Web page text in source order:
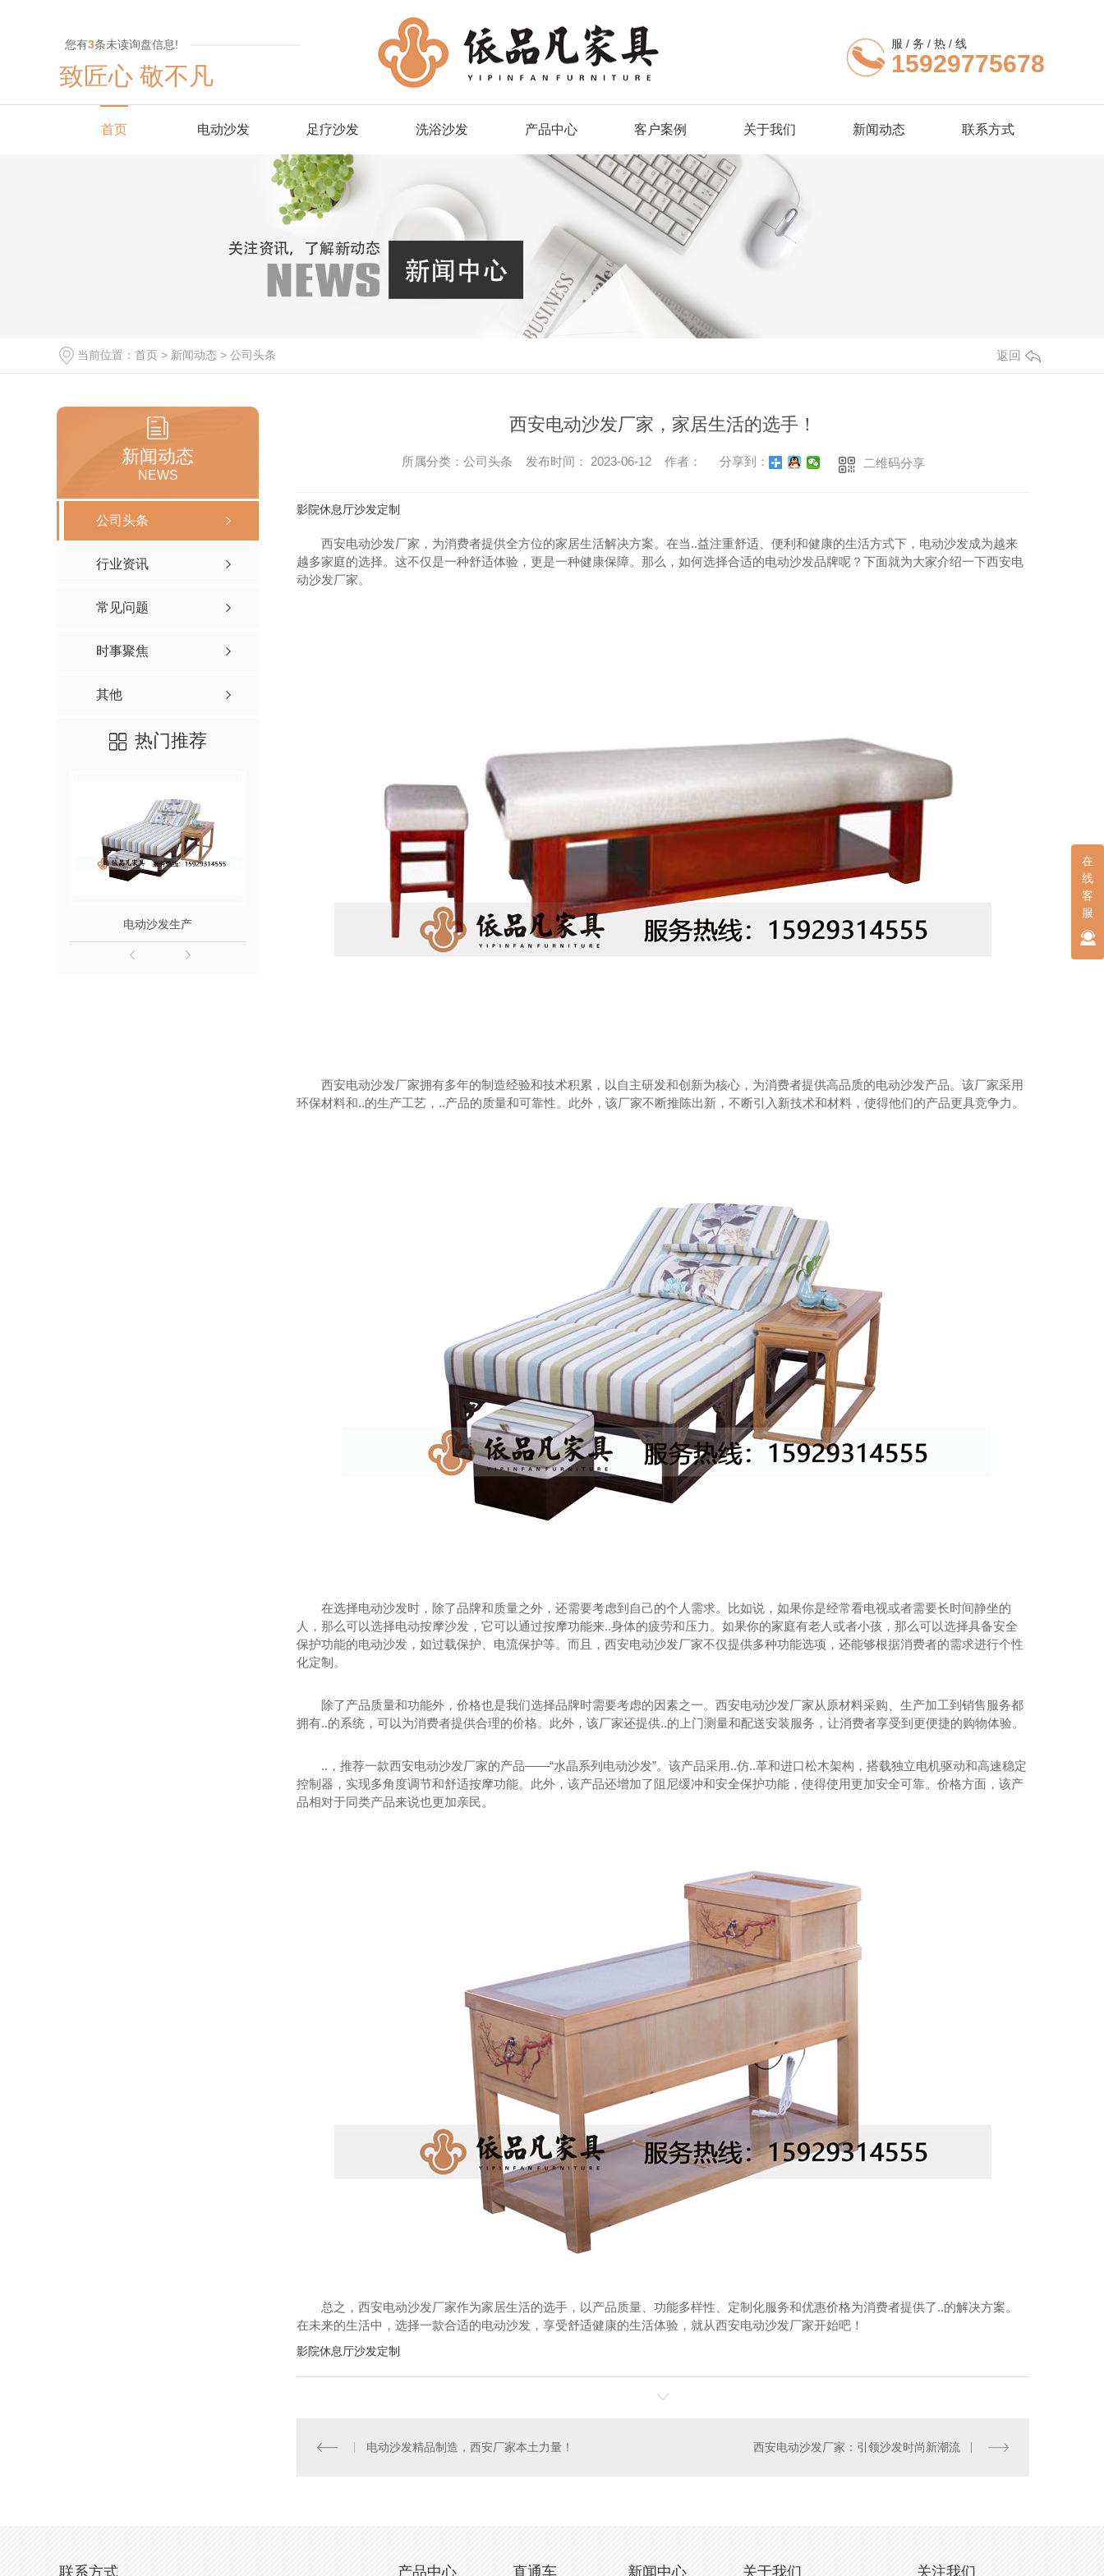
您有3条未读询盘信息!
致匠心 敬不凡
服 / 务 / 热 / 线
15929775678
首页 电动沙发 足疗沙发 洗浴沙发 产品中心 客户案例 关于我们 新闻动态 联系方式
当前位置： 首页 > 新闻动态 > 公司头条 返回
新闻动态
NEWS
公司头条
行业资讯
常见问题
时事聚焦
其他
热门推荐
电动沙发生产 电动足疗沙发厂家 洗浴沙发设计 水疗休息区组合沙发
西安电动沙发厂家，家居生活的选手！
所属分类：公司头条 发布时间： 2023-06-12 作者： 分享到： 二维码分享
影院休息厅沙发定制
西安电动沙发厂家，为消费者提供全方位的家居生活解决方案。在当..益注重舒适、便利和健康的生活方式下，电动沙发成为越来
越多家庭的选择。这不仅是一种舒适体验，更是一种健康保障。那么，如何选择合适的电动沙发品牌呢？下面就为大家介绍一下西安电
动沙发厂家。
西安电动沙发厂家拥有多年的制造经验和技术积累，以自主研发和创新为核心，为消费者提供高品质的电动沙发产品。该厂家采用
环保材料和..的生产工艺，..产品的质量和可靠性。此外，该厂家不断推陈出新，不断引入新技术和材料，使得他们的产品更具竞争力。
在选择电动沙发时，除了品牌和质量之外，还需要考虑到自己的个人需求。比如说，如果你是经常看电视或者需要长时间静坐的
人，那么可以选择电动按摩沙发，它可以通过按摩功能来..身体的疲劳和压力。如果你的家庭有老人或者小孩，那么可以选择具备安全
保护功能的电动沙发，如过载保护、电流保护等。而且，西安电动沙发厂家不仅提供多种功能选项，还能够根据消费者的需求进行个性
化定制。
除了产品质量和功能外，价格也是我们选择品牌时需要考虑的因素之一。西安电动沙发厂家从原材料采购、生产加工到销售服务都
拥有..的系统，可以为消费者提供合理的价格。此外，该厂家还提供..的上门测量和配送安装服务，让消费者享受到更便捷的购物体验。
..，推荐一款西安电动沙发厂家的产品——“水晶系列电动沙发”。该产品采用..仿..革和进口松木架构，搭载独立电机驱动和高速稳定
控制器，实现多角度调节和舒适按摩功能。此外，该产品还增加了阻尼缓冲和安全保护功能，使得使用更加安全可靠。价格方面，该产
品相对于同类产品来说也更加亲民。
总之，西安电动沙发厂家作为家居生活的选手，以产品质量、功能多样性、定制化服务和优惠价格为消费者提供了..的解决方案。
在未来的生活中，选择一款合适的电动沙发，享受舒适健康的生活体验，就从西安电动沙发厂家开始吧！
影院休息厅沙发定制
电动沙发精品制造，西安厂家本土力量！ 西安电动沙发厂家：引领沙发时尚新潮流
联系方式 产品中心 直通车 新闻中心 关于我们 关注我们
在
线
客
服